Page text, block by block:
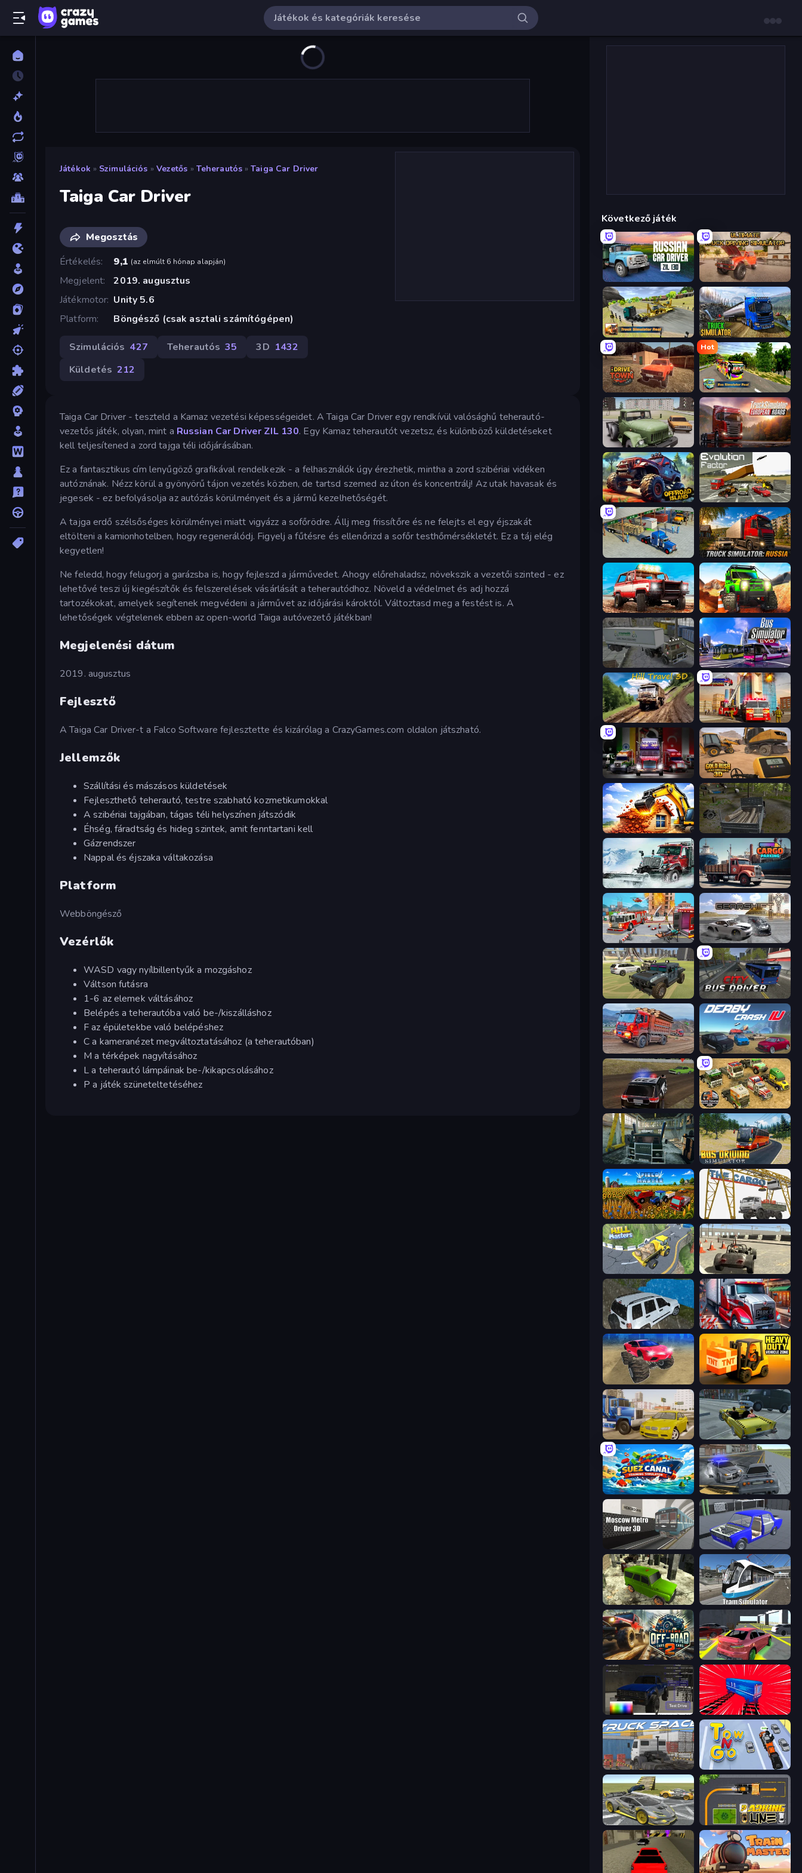
Játékok » Szimulációs » Vezetős » Teherautós » Taiga Car Driver
Taiga Car Driver
Megosztás
Értékelés
9,1 (az elmúlt 6 hónap alapján)
Megjelent
2019. augusztus
Játékmotor Unity 5.6
Platform
Böngésző (csak asztali számítógépen)
Szimulációs 427 Teherautós 35 3D 1432
Küldetés 212
Taiga Car Driver - teszteld a Kamaz vezetési képességeidet. A Taiga Car Driver egy rendkívül valósághű teherautó-
vezetős játék, olyan, mint a Russian Car Driver ZIL 130. Egy Kamaz teherautót vezetsz, és különböző küldetéseket
kell teljesítened a zord tajga téli időjárásában.
Ez a fantasztikus cím lenyűgöző grafikával rendelkezik - a felhasználók úgy érezhetik, mintha a zord szibériai vidéken
autóznának. Nézz körül a gyönyörű tájon vezetés közben, de tartsd szemed az úton és koncentrálj! Az utak havasak és
jegesek - ez befolyásolja az autózás körülményeit és a jármű kezelhetőségét.
A tajga erdő szélsőséges körülményei miatt vigyázz a sofőrödre. Állj meg frissítőre és ne felejts el egy éjszakát
eltölteni a kamionhotelben, hogy regenerálódj. Figyelj a fűtésre és ellenőrizd a sofőr testhőmérsékletét. Ez a táj elég
kegyetlen!
Ne feledd, hogy felugorj a garázsba is, hogy fejleszd a járművedet. Ahogy előrehaladsz, növekszik a vezetői szinted - ez
lehetővé teszi új kiegészítők és felszerelések vásárlását a teherautódhoz. Növeld a védelmet és adj hozzá
tartozékokat, amelyek segítenek megvédeni a járművet az időjárási károktól. Változtasd meg a festést is. A
lehetőségek végtelenek ebben az open-world Taiga autóvezető játékban!
Megjelenési dátum
2019. augusztus
Fejlesztő
A Taiga Car Driver-t a Falco Software fejlesztette és kizárólag a CrazyGames.com oldalon játszható.
Jellemzők
Szállítási és mászásos küldetések
Fejleszthető teherautó, testre szabható kozmetikumokkal
A szibériai tajgában, tágas téli helyszínen játszódik
Éhség, fáradtság és hideg szintek, amit fenntartani kell
Gázrendszer
Nappal és éjszaka váltakozása
Platform
Webböngésző
Vezérlők
WASD vagy nyílbillentyűk a mozgáshoz
Váltson futásra
1-6 az elemek váltásához
Belépés a teherautóba való be-/kiszálláshoz
F az épületekbe való belépéshez
C a kameranézet megváltoztatásához (a teherautóban)
M a térképek nagyításához
L a teherautó lámpáinak be-/kikapcsolásához
P a játék szüneteltetéséhez
Következő játék
Russian Car Driver ZIL 130 Ultimate Truck Driving Simulator 2020
Truck Simulator Real Truck Driving Simulator Game
DriveTown
Hot
Bus Simulator Real
Truck Driver Easy Road Truck Simulator: European Roads
Offroad Island Evolution Factor
Offroad Cargo Transport Truck Truck Simulator: Russia
Offroad Masters Challenge Offroad Life 3D
Russian Kamaz Truck Driver Bus Simulator: EVO
Hill Travel 3D Fire Truck Driving School
Big Euro Truck Driving Gold Rush: Gold Simulator 3D
City Constructor Russian Delivery Club Baikal
Snow Plow Truck Cargo Truck Parking
Fireman 2024 Gearshift One
4x4 Offroader City Bus Driver
Cargo Truck Driver Simulator Derby Crash 4
POLICE Chase Simulator Euro Truck Driving Simulator 2025
Kamaz Truck Driver Bus Driving Simulator
Field Master The Cargo
Hill Masters Free Rally
Offroad Prado Mountain Hill Climbing Just Park It 12
Crazy Car Stunts Freak Taxi Simulator
Suez Canal Training Simulator RCC City Racing
Taz Mechanic Simulator
Russian UAZ 4x4 Driving Simulator Tram Simulator
Extreme Offroad Cars 2 Garage Parking
Car Inspector: Truck Train Drift
Truck Space Tow N Go
Wrong Way Parking Line